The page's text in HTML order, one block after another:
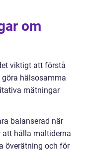
om
viktigt att förstå
hälsosamma
mätningar
balanserad när
att hålla måltiderna
överätning och för